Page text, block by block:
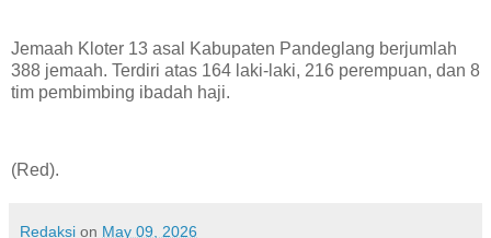
Jemaah Kloter 13 asal Kabupaten Pandeglang berjumlah
388 jemaah. Terdiri atas 164 laki-laki, 216 perempuan, dan 8
tim pembimbing ibadah haji.
(Red).
Redaksi on May 09, 2026